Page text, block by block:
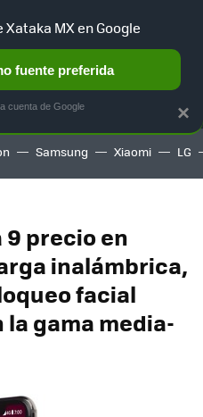
AUTO TERRITORIO
Samsung Xiaomi LG
precio en
inalámbrica,
facial
gama media-
×
Xataka MX en Google
fuente preferida
cuenta de Google